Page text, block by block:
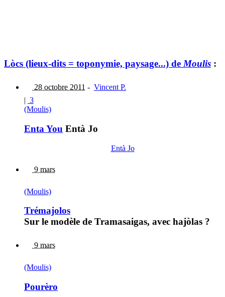
Lòcs (lieux-dits = toponymie, paysage...) deMoulis :
28 octobre 2011 - Vincent P.
| 3
(Moulis)
Enta You Entà Jo
Entà Jo
9 mars
(Moulis)
Trémajolos
Sur le modèle de Tramasaigas, avec hajòlas ?
9 mars
(Moulis)
Pourèro